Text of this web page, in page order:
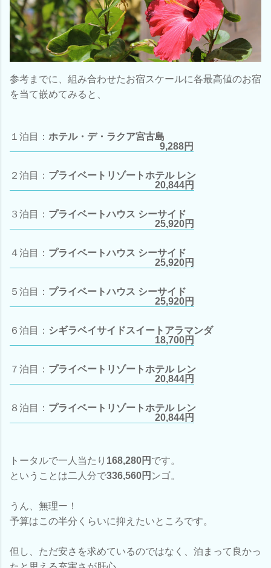
参考までに、組み合わせたお宿スケールに各最高値のお宿
を当て嵌めてみると、
１泊目： ホテル・デ・ラクア宮古島
9,288円
２泊目： プライベートリゾートホテル レン
20,844円
３泊目： プライベートハウス シーサイド
25,920円
４泊目： プライベートハウス シーサイド
25,920円
５泊目： プライベートハウス シーサイド
25,920円
６泊目： シギラベイサイドスイートアラマンダ
18,700円
７泊目： プライベートリゾートホテル レン
20,844円
８泊目： プライベートリゾートホテル レン
20,844円
トータルで一人当たり 168,280円 です。
ということは二人分で336,560円 ンゴ。
うん、無理ー！
予算はこの半分くらいに抑えたいところです。
但し、ただ安さを求めているのではなく、泊まって良かっ